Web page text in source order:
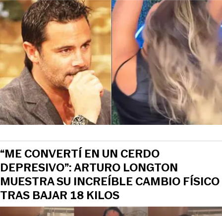
“ME CONVERTÍ EN UN CERDO
DEPRESIVO”: ARTURO LONGTON
MUESTRA SU INCREÍBLE CAMBIO FÍSICO
TRAS BAJAR 18 KILOS